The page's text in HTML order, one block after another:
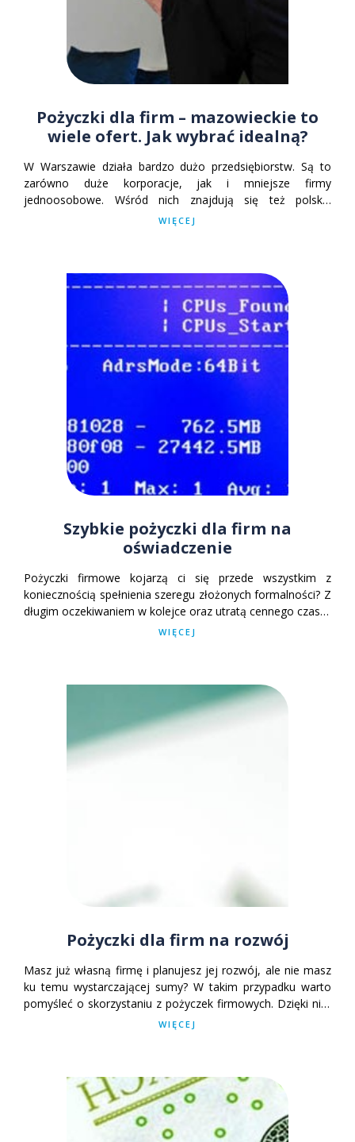
Pożyczki dla firm – mazowieckie to
wiele ofert. Jak wybrać idealną?
W Warszawie działa bardzo dużo przedsiębiorstw. Są to
zarówno duże korporacje, jak i mniejsze firmy
jednoosobowe. Wśród nich znajdują się też polskie
oddziały zagranicznych firm. Nic więc dziwnego, że usługi
wygodnie pożyczyć pieniądze na działalność. Jak jednak
WIĘCEJ
Szybkie pożyczki dla firm na
oświadczenie
Pożyczki firmowe kojarzą ci się przede wszystkim z
koniecznością spełnienia szeregu złożonych formalności? Z
długim oczekiwaniem w kolejce oraz utratą cennego czasu?
Teraz pożyczkowa rzeczywistość wygląda znacznie inaczej.
WIĘCEJ
Pożyczki dla firm na rozwój
Masz już własną firmę i planujesz jej rozwój, ale nie masz
ku temu wystarczającej sumy? W takim przypadku warto
pomyśleć o skorzystaniu z pożyczek firmowych. Dzięki nim
możemy sfinansować łatwiej swoje plany i marzenia.
WIĘCEJ